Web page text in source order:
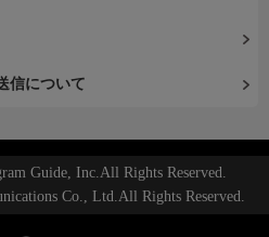
信について
Guide, Inc.All Rights Reserved.
Co., Ltd.All Rights Reserved.